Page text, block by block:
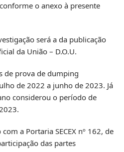
o anexo à presente
será a da publicação
da União – D.O.U.
de prova de dumping
de 2022 a junho de 2023. Já
considerou o período de
a Portaria SECEX nº 162, de
das partes